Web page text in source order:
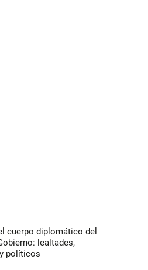
cuerpo diplomático del
lealtades,
políticos